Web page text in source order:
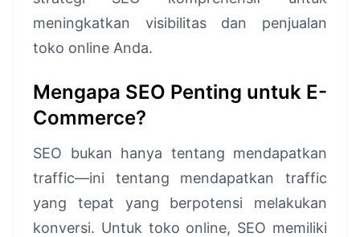
meningkatkan visibilitas dan penjualan
toko online Anda.
Mengapa SEO Penting untuk E-
Commerce?
SEO bukan hanya tentang mendapatkan
traffic—ini tentang mendapatkan traffic
yang tepat yang berpotensi melakukan
konversi. Untuk toko online, SEO memiliki